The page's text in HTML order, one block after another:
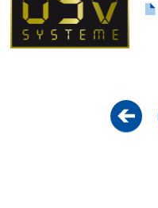
Zurück